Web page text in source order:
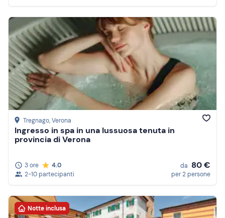
Tregnago, Verona
Ingresso in spa in una lussuosa tenuta in
provincia di Verona
3 ore
4.0
2-10 partecipanti
da 80 €
per 2 persone
Notte inclusa